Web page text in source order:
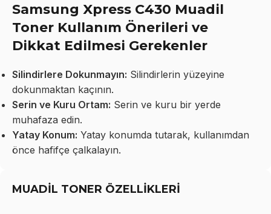
Samsung Xpress C430 Muadil
Toner Kullanım Önerileri ve
Dikkat Edilmesi Gerekenler
Silindirlere Dokunmayın: Silindirlerin yüzeyine
dokunmaktan kaçının.
Serin ve Kuru Ortam: Serin ve kuru bir yerde
muhafaza edin.
Yatay Konum: Yatay konumda tutarak, kullanımdan
önce hafifçe çalkalayın.
MUADİL TONER ÖZELLİKLERİ